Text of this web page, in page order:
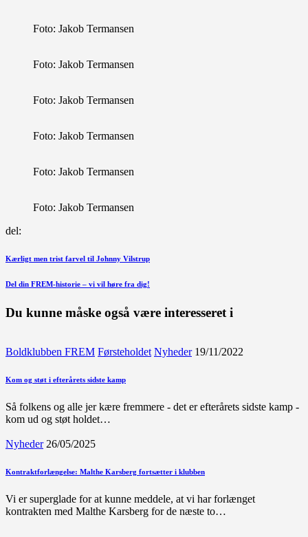
Foto: Jakob Termansen
Foto: Jakob Termansen
Foto: Jakob Termansen
Foto: Jakob Termansen
Foto: Jakob Termansen
Foto: Jakob Termansen
del:
Indlægsnavigation
Forrige
Kærligt men trist farvel til Johnny Vilstrup
Næste
Del din FREM-historie – vi vil høre fra dig!
Du kunne måske også være interesseret i
Boldklubben FREM Førsteholdet Nyheder 19/11/2022
Kom og støt i efterårets sidste kamp
Så folkens og alle jer kære fremmere - det er efterårets sidste kamp -
kom ud og støt holdet…
Nyheder 26/05/2025
Kontraktforlængelse: Malthe Karsberg fortsætter i klubben
Vi er superglade for at kunne meddele, at vi har forlænget
kontrakten med Malthe Karsberg for de næste to…